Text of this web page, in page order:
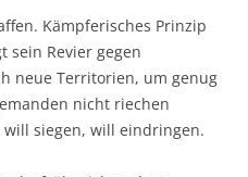
Kämpferisches Prinzip
sein Revier gegen
neue Territorien, um genug
nicht riechen
siegen, will eindringen.